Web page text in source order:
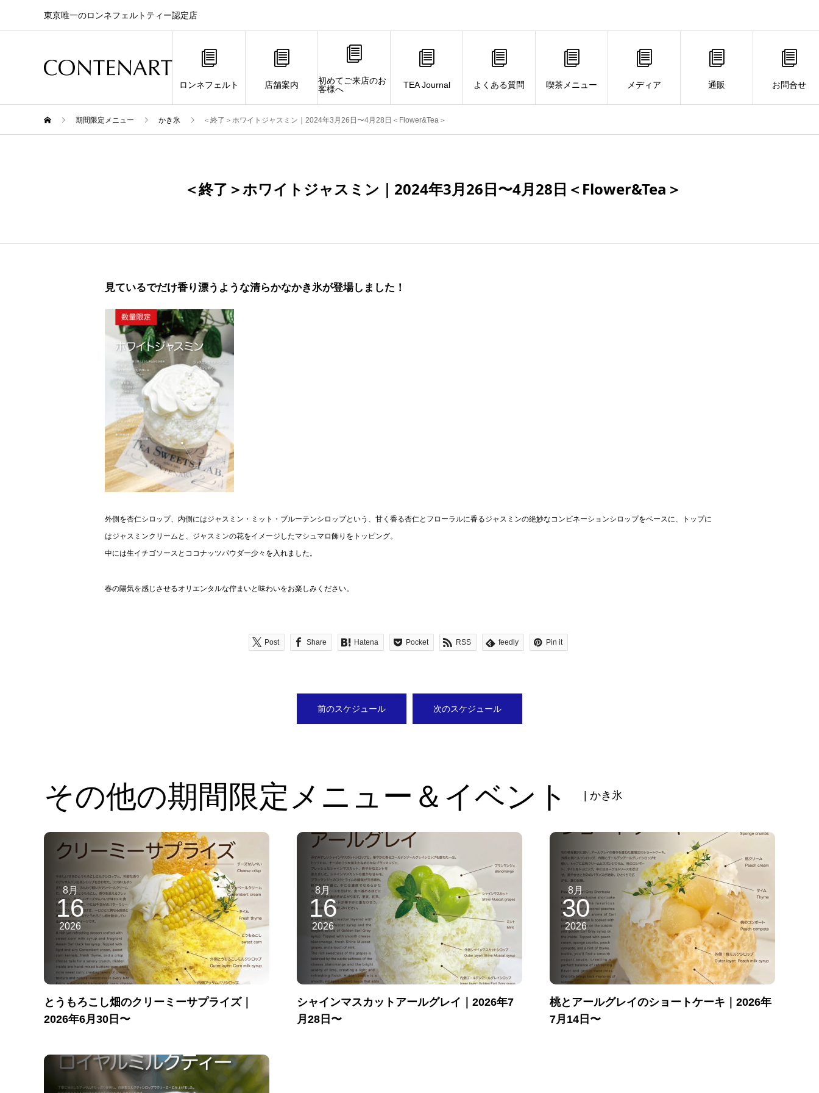
東京唯一のロンネフェルトティー認定店
ロンネフェルト 店舗案内
初めてご来店のお
客様へ
TEA Journal よくある質問 喫茶メニュー メディア 通販 お問合せ
期間限定メニュー かき氷 ＜終了＞ホワイトジャスミン｜2024年3月26日〜4月28日＜Flower&Tea＞
＜終了＞ホワイトジャスミン｜2024年3月26日〜4月28日＜Flower&Tea＞
見ているでだけ香り漂うような清らかなかき氷が登場しました！
外側を杏仁シロップ、内側にはジャスミン・ミット・ブルーテンシロップという、甘く香る杏仁とフローラルに香るジャスミンの絶妙なコンビネーションシロップをベースに、トップに
はジャスミンクリームと、ジャスミンの花をイメージしたマシュマロ飾りをトッピング。
中には生イチゴソースとココナッツパウダー少々を入れました。
春の陽気を感じさせるオリエンタルな佇まいと味わいをお楽しみください。
Post Share Hatena Pocket RSS feedly Pin it
前のスケジュール 次のスケジュール
その他の期間限定メニュー＆イベント | かき氷
8月
16
2026
とうもろこし畑のクリーミーサプライズ｜
2026年6月30日〜
8月
16
2026
シャインマスカットアールグレイ｜2026年7
月28日〜
8月
30
2026
桃とアールグレイのショートケーキ｜2026年
7月14日〜